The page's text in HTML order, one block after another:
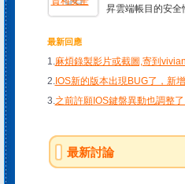
昇雲端帳目的安全
最新回應
1.麻煩錄製影片或截圖,寄到vivian
2.IOS新的版本出現BUG了，新
3.之前許願IOS鍵盤異動也調整
最新討論